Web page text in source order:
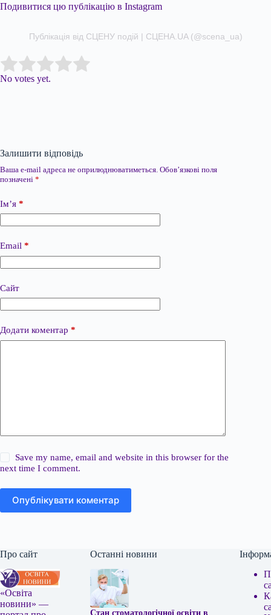
Подивитися цю публікацію в Instagram
Публікація від СЦЕНУ подій | СЦЕНА.UA (@scena_ua)
Rate this item:
No votes yet.
Залишити відповідь
Ваша e-mail адреса не оприлюднюватиметься. Обов’язкові поля
позначені *
Ім’я *
Email *
Сайт
Додати коментар *
Save my name, email and website in this browser for the
next time I comment.
Опублікувати коментар
Про сайт
«Освіта
новини» —
Останні новини
Стан стоматологічної освіти в